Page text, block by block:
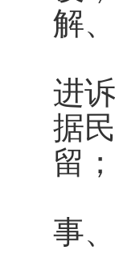
解
第
进
据
留
第
事